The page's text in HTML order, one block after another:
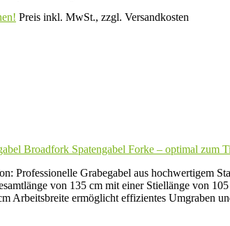
Preis inkl. MwSt., zzgl. Versandkosten
Broadfork Spatengabel Forke – optimal zum
Professionelle Grabegabel aus hochwertigem
von 135 cm mit einer Stiellänge von
Arbeitsbreite ermöglicht effizientes Umgraben